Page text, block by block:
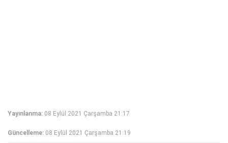
Yayınlanma: 08 Eylül 2021 Çarşamba 21:17
Güncelleme: 08 Eylül 2021 Çarşamba 21:19